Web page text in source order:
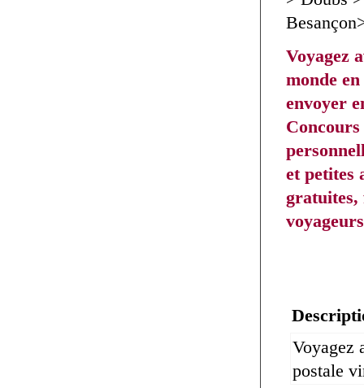
Voyagez
monde
envoyer
et petites
gratuites,
Voyagez
postale